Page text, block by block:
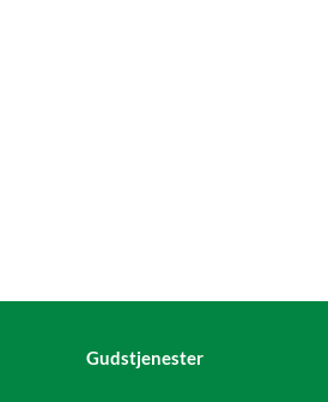
Gudstjenester